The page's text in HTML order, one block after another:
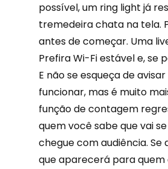
possível, um ring light já
tremedeira chata na tela.
antes de começar. Uma
Prefira Wi-Fi estável e, se
E não se esqueça de
funcionar, mas é muito
função de contagem
quem você sabe que vai
chegue com audiência.
que aparecerá para quem